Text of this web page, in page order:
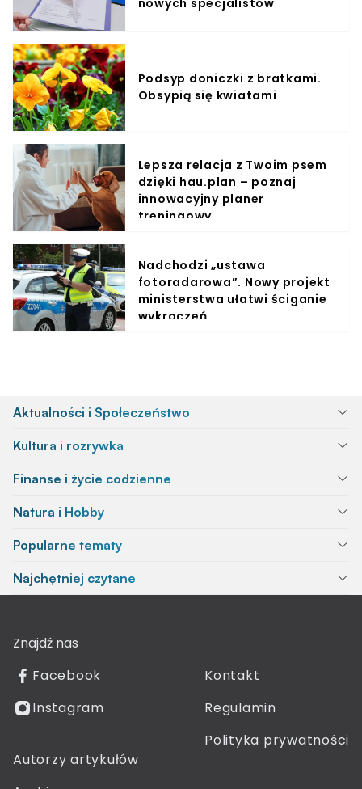
nowych specjalistów
Podsyp doniczki z bratkami.
Obsypią się kwiatami
Lepsza relacja z Twoim psem
dzięki hau.plan – poznaj
innowacyjny planer
treningowy
Nadchodzi „ustawa
fotoradarowa”. Nowy projekt
ministerstwa ułatwi ściganie
wykroczeń
Aktualności i Społeczeństwo
Kultura i rozrywka
Finanse i życie codzienne
Natura i Hobby
Popularne tematy
Najchętniej czytane
Znajdź nas
Facebook
Instagram
Kontakt
Regulamin
Polityka prywatności
Autorzy artykułów